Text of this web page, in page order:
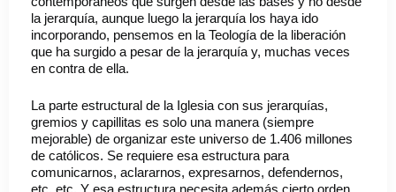
la jerarquía, aunque luego la jerarquía los haya ido
incorporando, pensemos en la Teología de la liberación
que ha surgido a pesar de la jerarquía y, muchas veces
en contra de ella.
La parte estructural de la Iglesia con sus jerarquías,
gremios y capillitas es solo una manera (siempre
mejorable) de organizar este universo de 1.406 millones
de católicos. Se requiere esa estructura para
comunicarnos, aclararnos, expresarnos, defendernos,
etc. etc. Y esa estructura necesita además cierto orden